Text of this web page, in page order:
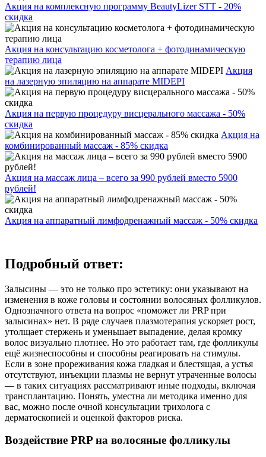
Акция на комплексную программу BeautyLizer STT - 20%
скидка
Акция на консультацию косметолога + фотодинамическую
терапию лица
Акция
на лазерную эпиляцию на аппарате MIDEPI
Акция на первую процедуру висцерального массажа - 50%
скидка
Акция на
комбинированный массаж - 85% скидка
Акция на массаж лица – всего за 990 рублей вместо 5900
рублей!
Акция на аппаратный лимфодренажный массаж - 50% скидка
Подробный ответ:
Залысины — это не только про эстетику: они указывают на
изменения в коже головы и состоянии волосяных фолликулов.
Однозначного ответа на вопрос «поможет ли PRP при
залысинах» нет. В ряде случаев плазмотерапия ускоряет рост,
утолщает стержень и уменьшает выпадение, делая кромку
волос визуально плотнее. Но это работает там, где фолликулы
ещё жизнеспособны и способны реагировать на стимулы.
Если в зоне прореживания кожа гладкая и блестящая, а устья
отсутствуют, инъекции плазмы не вернут утраченные волосы
— в таких ситуациях рассматривают иные подходы, включая
трансплантацию. Понять, уместна ли методика именно для
вас, можно после очной консультации трихолога с
дерматоскопией и оценкой факторов риска.
Воздействие PRP на волосяные фолликулы